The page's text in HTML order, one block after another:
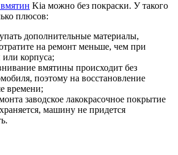
Kia можно без покраски. У такого
плюсов:
дополнительные материалы,
на ремонт меньше, чем при
или корпуса;
вмятины происходит без
поэтому на восстановление
времени;
заводское лакокрасочное покрытие
машину не придется